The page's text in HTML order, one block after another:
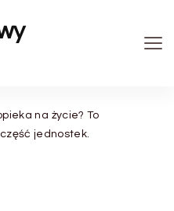
na życie? To
jednostek.